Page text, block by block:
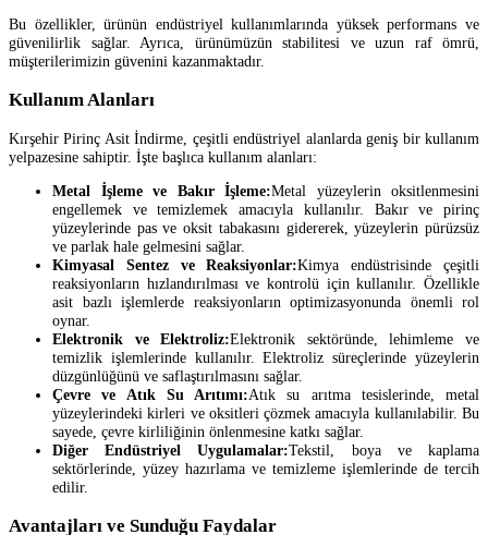
Bu özellikler, ürünün endüstriyel kullanımlarında yüksek performans ve
güvenilirlik sağlar. Ayrıca, ürünümüzün stabilitesi ve uzun raf ömrü,
müşterilerimizin güvenini kazanmaktadır.
Kullanım Alanları
Kırşehir Pirinç Asit İndirme, çeşitli endüstriyel alanlarda geniş bir kullanım
yelpazesine sahiptir. İşte başlıca kullanım alanları:
Metal İşleme ve Bakır İşleme:Metal yüzeylerin oksitlenmesini
engellemek ve temizlemek amacıyla kullanılır. Bakır ve pirinç
yüzeylerinde pas ve oksit tabakasını gidererek, yüzeylerin pürüzsüz
ve parlak hale gelmesini sağlar.
Kimyasal Sentez ve Reaksiyonlar:Kimya endüstrisinde çeşitli
reaksiyonların hızlandırılması ve kontrolü için kullanılır. Özellikle
asit bazlı işlemlerde reaksiyonların optimizasyonunda önemli rol
oynar.
Elektronik ve Elektroliz:Elektronik sektöründe, lehimleme ve
temizlik işlemlerinde kullanılır. Elektroliz süreçlerinde yüzeylerin
düzgünlüğünü ve saflaştırılmasını sağlar.
Çevre ve Atık Su Arıtımı:Atık su arıtma tesislerinde, metal
yüzeylerindeki kirleri ve oksitleri çözmek amacıyla kullanılabilir. Bu
sayede, çevre kirliliğinin önlenmesine katkı sağlar.
Diğer Endüstriyel Uygulamalar:Tekstil, boya ve kaplama
sektörlerinde, yüzey hazırlama ve temizleme işlemlerinde de tercih
edilir.
Avantajları ve Sunduğu Faydalar